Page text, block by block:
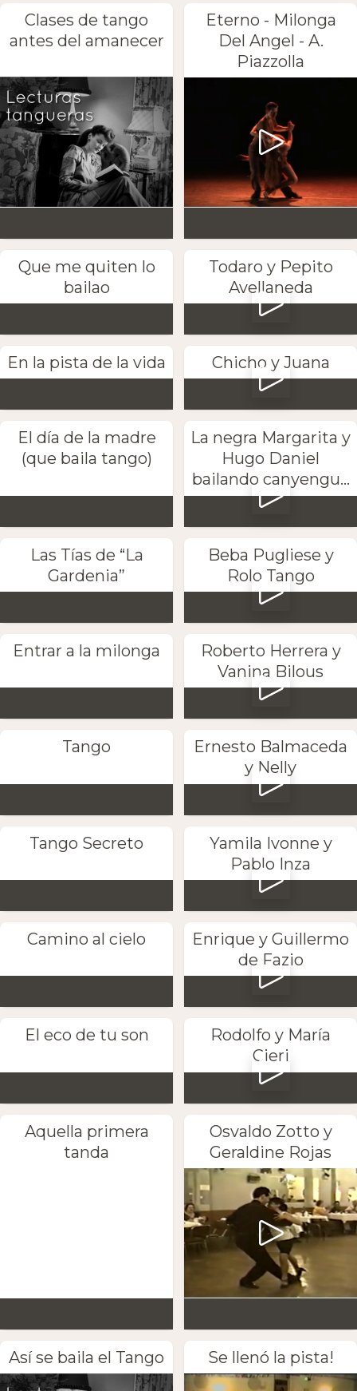
Clases de tango
antes del amanecer
Eterno - Milonga
Del Angel - A.
Piazzolla
Que me quiten lo
bailao
Todaro y Pepito
Avellaneda
En la pista de la vida Chicho y Juana
El día de la madre
(que baila tango)
La negra Margarita y
Hugo Daniel
bailando canyengu...
Las Tías de “La
Gardenia”
Beba Pugliese y
Rolo Tango
Entrar a la milonga
Roberto Herrera y
Vanina Bilous
Tango
Ernesto Balmaceda
y Nelly
Tango Secreto
Yamila Ivonne y
Pablo Inza
Camino al cielo
Enrique y Guillermo
de Fazio
El eco de tu son
Rodolfo y María
Cieri
Aquella primera
tanda
Osvaldo Zotto y
Geraldine Rojas
Así se baila el Tango Se llenó la pista!